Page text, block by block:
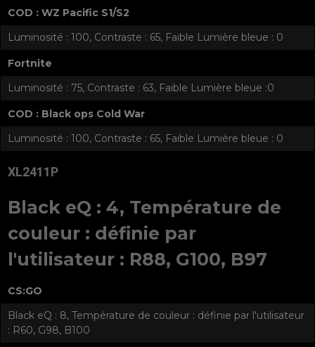
COD : WZ Pacific S1/S2
Luminosité : 100, Contraste : 65, Faible Lumière bleue : 0
Fortnite
Luminosité : 75, Contraste : 63, Faible Lumière bleue :0
COD : Black ops Cold War
Luminosité : 100, Contraste : 65, Faible Lumière bleue : 0
XL2411P
Black eQ : 4, Température de
couleur : définie par
l'utilisateur : R88, G100, B97
CS:GO
Black eQ : 8, Température de couleur : définie par l'utilisateur
: R60, G98, B100